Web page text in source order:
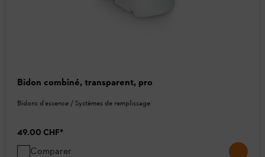
Bidon combiné, transparent, pro
Bidons d'essence / Systèmes de remplissage
49.00 CHF*
Comparer